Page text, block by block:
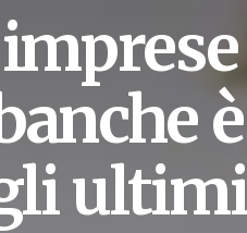
è